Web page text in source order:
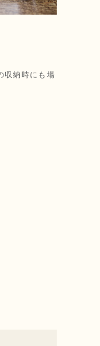
収納時にも場